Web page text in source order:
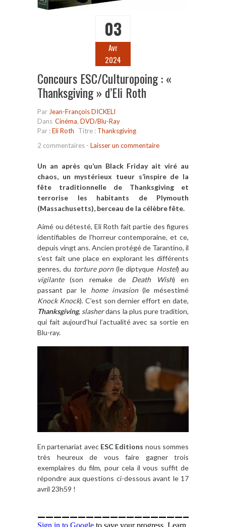
03
Avr
2024
Concours ESC/Culturopoing : «
Thanksgiving » d’Eli Roth
Par Jean-François DICKELI
Dans Cinéma, DVD/Blu-Ray
Par :Eli Roth Titre : Thanksgiving
2 commentaires - Laisser un commentaire
Un an après qu’un Black Friday ait viré au
chaos, un mystérieux tueur s’inspire de la
fête traditionnelle de Thanksgiving et
terrorise les habitants de Plymouth
(Massachusetts), berceau de la célèbre fête.
Aimé ou détesté, Eli Roth fait partie des figures
identifiables de l’horreur contemporaine, et ce,
depuis vingt ans. Ancien protégé de Tarantino, il
s’est fait une place en explorant les différents
genres, du torture porn(le diptyque Hostel) au
vigilante(son remake de Death Wish) en
passant par le home invasion(le mésestimé
Knock Knock). C’est son dernier effort en date,
Thanksgiving, slasherdans la plus pure tradition,
qui fait aujourd’hui l’actualité avec sa sortie en
Blu-ray.
En partenariat avec ESC Editions nous sommes
très heureux de vous faire gagner trois
exemplaires du film, pour cela il vous suffit de
répondre aux questions ci-dessous avant le 17
avril 23h59 !